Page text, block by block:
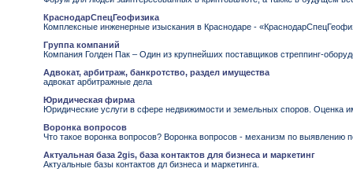
КраснодарСпецГеофизика
Комплексные инженерные изыскания в Краснодаре -
Группа компаний
Компания Голден Пак – Один из крупнейших поставщиков стреппинг-
Адвокат, арбитраж, банкротство, раздел имущества
адвокат арбитражные дела
Юридическая фирма
Юридические услуги в сфере недвижимости и земельных споров. Оценка
Воронка вопросов
Что такое воронка вопросов? Воронка вопросов - механизм по выявлению
Актуальная база 2gis, база контактов для бизнеса и маркетинг
Актуальные базы контактов дл бизнеса и маркетинга.